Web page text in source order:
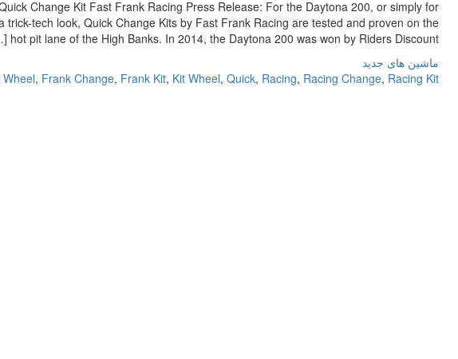
Change Kit Fast Frank Racing Press Release: For the Daytona 200, or simply for
trick-tech look, Quick Change Kits by Fast Frank Racing are tested and proven on the
hot pit lane of the High Banks. In 2014, the Daytona 200 was won by Riders Discount […]
ماشین های جدید
Wheel, Frank Change, Frank Kit, Kit Wheel, Quick, Racing, Racing Change, Racing Kit